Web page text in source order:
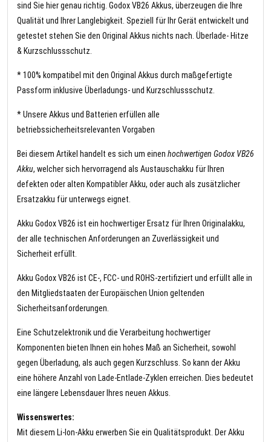
sind Sie hier genau richtig. Godox VB26 Akkus, überzeugen die Ihre
Qualität und Ihrer Langlebigkeit. Speziell für Ihr Gerät entwickelt und
getestet stehen Sie den Original Akkus nichts nach. Überlade- Hitze
& Kurzschlussschutz.
* 100% kompatibel mit den Original Akkus durch maßgefertigte
Passform inklusive Überladungs- und Kurzschlussschutz.
* Unsere Akkus und Batterien erfüllen alle
betriebssicherheitsrelevanten Vorgaben
Bei diesem Artikel handelt es sich um einen hochwertigen Godox VB26
Akku, welcher sich hervorragend als Austauschakku für Ihren
defekten oder alten Kompatibler Akku, oder auch als zusätzlicher
Ersatzakku für unterwegs eignet.
Akku Godox VB26 ist ein hochwertiger Ersatz für Ihren Originalakku,
der alle technischen Anforderungen an Zuverlässigkeit und
Sicherheit erfüllt.
Akku Godox VB26 ist CE-, FCC- und ROHS-zertifiziert und erfüllt alle in
den Mitgliedstaaten der Europäischen Union geltenden
Sicherheitsanforderungen.
Eine Schutzelektronik und die Verarbeitung hochwertiger
Komponenten bieten Ihnen ein hohes Maß an Sicherheit, sowohl
gegen Überladung, als auch gegen Kurzschluss. So kann der Akku
eine höhere Anzahl von Lade-Entlade-Zyklen erreichen. Dies bedeutet
eine längere Lebensdauer Ihres neuen Akkus.
Wissenswertes:
Mit diesem Li-Ion-Akku erwerben Sie ein Qualitätsprodukt. Der Akku